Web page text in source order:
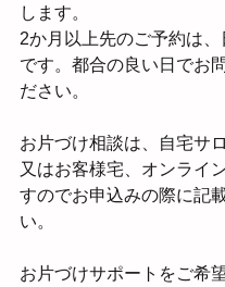
します。
2か月以上先のご予約は
です。都合の良い日でお
ださい。
お片づけ相談は、自宅サ
又はお客様宅、オンライ
すのでお申込みの際に記
い。
お片づけサポートをご希